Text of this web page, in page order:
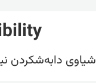
شیاوی دابەشکردن